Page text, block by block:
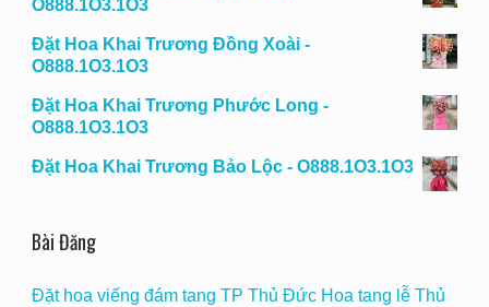
O888.1O3.1O3
Đặt Hoa Khai Trương Đồng Xoài -
O888.1O3.1O3
Đặt Hoa Khai Trương Phước Long -
O888.1O3.1O3
Đặt Hoa Khai Trương Bảo Lộc - O888.1O3.1O3
Bài Đăng
Đặt hoa viếng đám tang TP Thủ Đức Hoa tang lễ Thủ